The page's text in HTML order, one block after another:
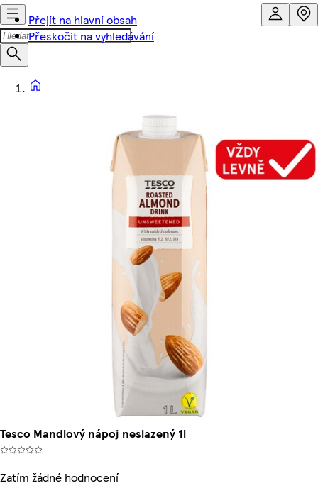
Přejít na hlavní obsah
Přeskočit na vyhledávání
Tesco Mandlový nápoj neslazený 1l
Zatím žádné hodnocení